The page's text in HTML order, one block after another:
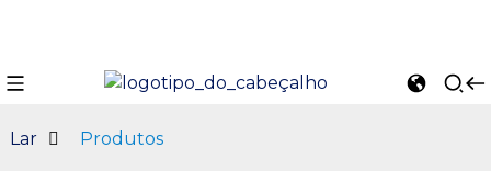
Lar Produtos